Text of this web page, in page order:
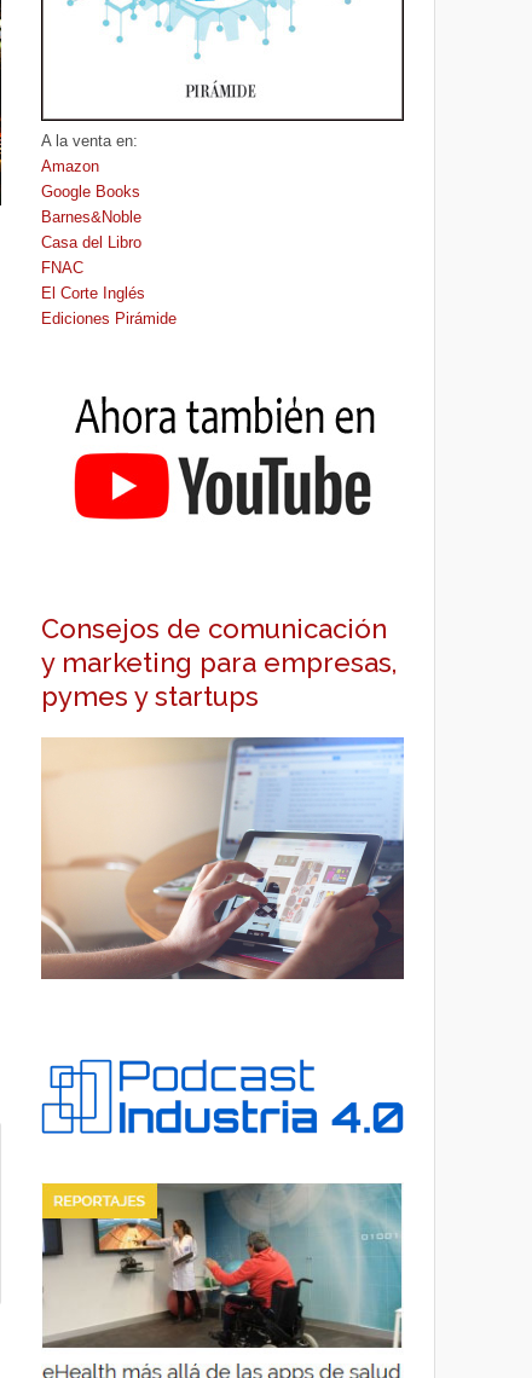
A la venta en:
Amazon
Google Books
Barnes&Noble
Casa del Libro
FNAC
El Corte Inglés
Ediciones Pirámide
Consejos de comunicación
y marketing para empresas,
pymes y startups